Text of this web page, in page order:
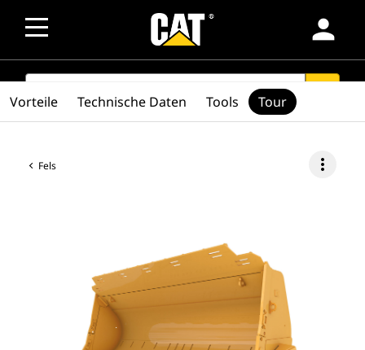
person
SEARCH
Fels more_vert
Vorteile Technische Daten Tools Tour